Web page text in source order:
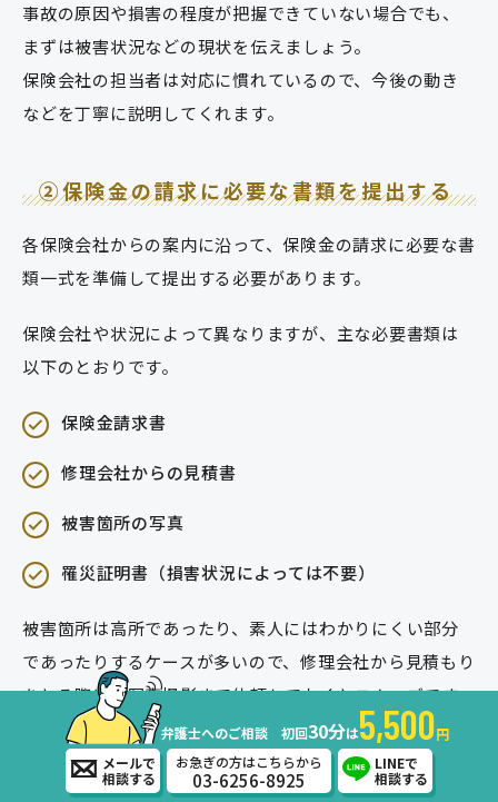
事故の原因や損害の程度が把握できていない場合でも、
まずは被害状況などの現状を伝えましょう。
保険会社の担当者は対応に慣れているので、今後の動き
などを丁寧に説明してくれます。
②保険金の請求に必要な書類を提出する
各保険会社からの案内に沿って、保険金の請求に必要な書
類一式を準備して提出する必要があります。
保険会社や状況によって異なりますが、主な必要書類は
以下のとおりです。
保険金請求書
修理会社からの見積書
被害箇所の写真
罹災証明書（損害状況によっては不要）
被害箇所は高所であったり、素人にはわかりにくい部分
であったりするケースが多いので、修理会社から見積もり
をとる際に、写真撮影まで依頼しておくとスムーズです。
罹災証明書とは、暴風・豪雨などの自然災害による住居
の被害の程度について証明するもの。
弁護士へのご相談 初回30分は5,500円
メールで
相談する
お急ぎの方はこちらから
03-6256-8925
LINEで
相談する